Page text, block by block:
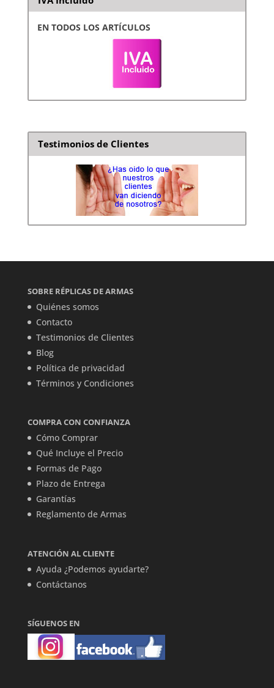
EN TODOS LOS ARTÍCULOS
Testimonios de Clientes
SOBRE RÉPLICAS DE ARMAS
Quiénes somos
Contacto
Testimonios de Clientes
Blog
Política de privacidad
Términos y Condiciones
COMPRA CON CONFIANZA
Cómo Comprar
Qué Incluye el Precio
Formas de Pago
Plazo de Entrega
Garantías
Reglamento de Armas
ATENCIÓN AL CLIENTE
Ayuda ¿Podemos ayudarte?
Contáctanos
SÍGUENOS EN